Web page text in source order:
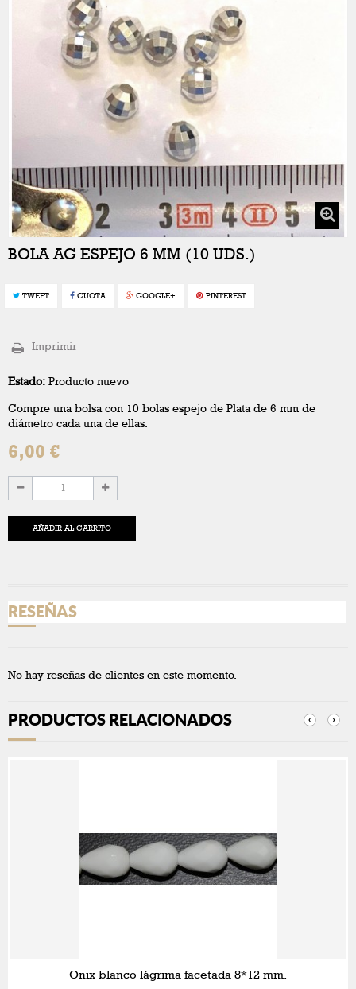
BOLA AG ESPEJO 6 MM (10 UDS.)
TWEET CUOTA GOOGLE+ PINTEREST
Imprimir
Estado: Producto nuevo
Compre una bolsa con 10 bolas espejo de Plata de 6 mm de
diámetro cada una de ellas.
6,00 €
AÑADIR AL CARRITO
RESEÑAS
No hay reseñas de clientes en este momento.
PRODUCTOS RELACIONADOS ‹ ›
Onix blanco lágrima facetada 8*12 mm.